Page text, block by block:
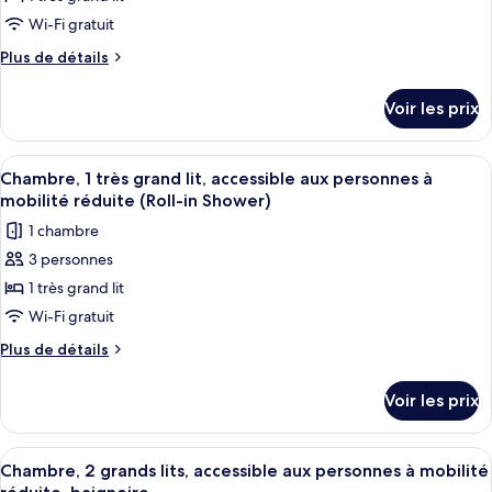
(High
Floor)
lits
(High
Floor)
pour
ce
chambre :
Chambre,
1
très
grand
lit
(High
Floor)
Wi-Fi gratuit
Plus de détails
Plus
le
type
de
chambre
très
grand
lit
(High
Voir les prix
Afficher
toutes
les
photos
pour
ce
type
de
1
très
grand
Une chambre d’hôtel comprenant
4
Chambre, 1 très grand lit, accessible aux personnes à
mobilité réduite (Roll-in Shower)
1 chambre
3 personnes
1 très grand lit
Wi-Fi gratuit
Plus de détails
Plus
le
type
de
chambre
Voir les prix
Afficher
toutes
Une chambre d’hôtel avec deux lits,
2
Chambre, 2 grands lits, accessible aux personnes à mobilité